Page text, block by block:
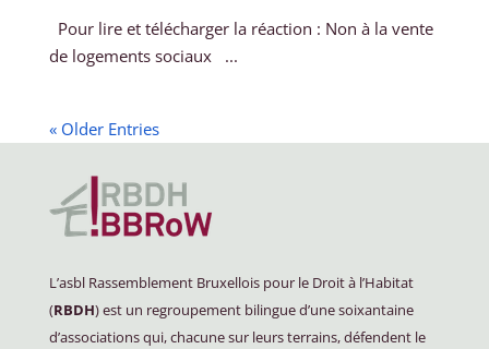
Pour lire et télécharger la réaction : Non à la vente
de logements sociaux ...
« Older Entries
L’asbl Rassemblement Bruxellois pour le Droit à l’Habitat
(RBDH) est un regroupement bilingue d’une soixantaine
d’associations qui, chacune sur leurs terrains, défendent le